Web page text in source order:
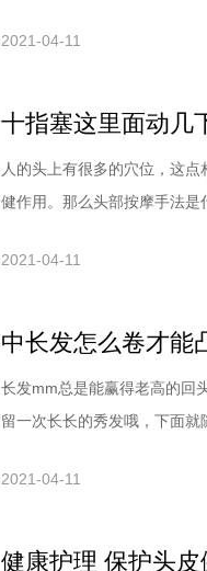
的。而对于前一种护发产品
2021-04-11
十指塞这里面动几
人的头上有很多的穴位，这
健作用。那么头部按摩手法
们有很好的帮助。当你工作
2021-04-11
中长发怎么卷才能
长发mm总是能赢得老高的回
留一次长长的秀发哦，下面
今天最流行的时尚中长卷发
2021-04-11
健康护理 保护头